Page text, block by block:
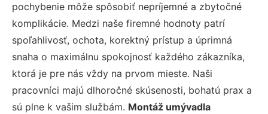
pochybenie môže spôsobiť nepríjemné a zbytočné
komplikácie. Medzi naše firemné hodnoty patrí
spoľahlivosť, ochota, korektný prístup a úprimná
snaha o maximálnu spokojnosť každého zákazníka,
ktorá je pre nás vždy na prvom mieste. Naši
pracovníci majú dlhoročné skúsenosti, bohatú prax a
sú plne k vašim službám. Montáž umývadla